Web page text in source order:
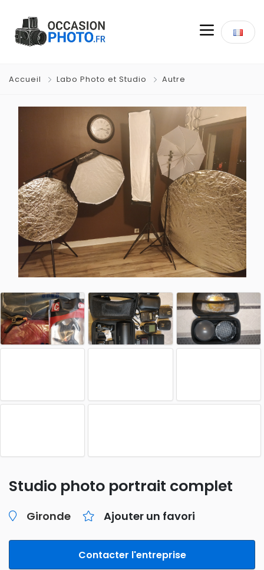
Accueil Labo Photo et Studio Autre
Studio photo portrait complet
Gironde Ajouter un favori
Contacter l'entreprise